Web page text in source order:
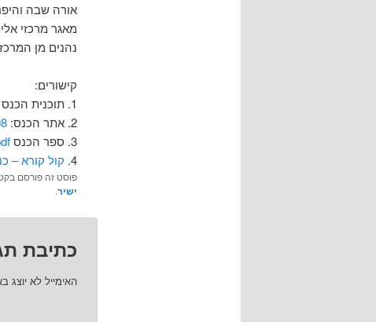
אורה שבה
מאגר מרכזי
נהנים מן
קישורים:
1. תוכנית הכנס
2. אתר הכנס:
3. ספר הכנס
4. קול קורא – כנס
פוסט זה פורסם
ישיר.
כתיבת
האימייל לא יוצג